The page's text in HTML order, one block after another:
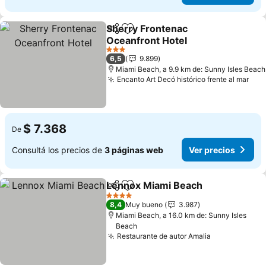
CompartirAñadir a favoritos
Sherry Frontenac
Oceanfront Hotel
3 Estrellas
6,5
9.899
Miami Beach, a 9.9 km de: Sunny Isles Beach
Encanto Art Decó histórico frente al mar
De $ 7.368
Consultá los precios de 3 páginas web Ver precios
CompartirAñadir a favoritos
Lennox Miami Beach
4 Estrellas
8,4 Muy bueno
3.987
Miami Beach, a 16.0 km de: Sunny Isles
Beach
Restaurante de autor Amalia